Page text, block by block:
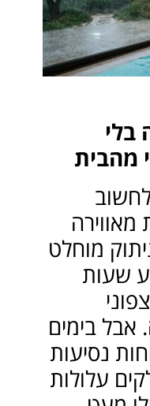
מהבית
מוחלט
שעות
אבל בימים
נסיעות
עלולות